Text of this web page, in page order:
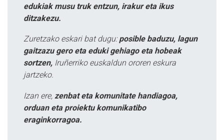
edukiak musu truk entzun, irakur eta ikus
ditzakezu.
Zuretzako eskari bat dugu: posible baduzu, lagun
gaitzazu gero eta eduki gehiago eta hobeak
sortzen, Iruñerriko euskaldun ororen eskura
jartzeko.
Izan ere, zenbat eta komunitate handiagoa,
orduan eta proiektu komunikatibo
eraginkorragoa.